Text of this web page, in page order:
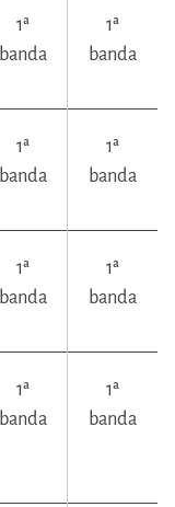
1ª
banda
1ª
banda
1ª
banda
1ª
banda
1ª
banda
1ª
banda
1ª
banda
1ª
banda